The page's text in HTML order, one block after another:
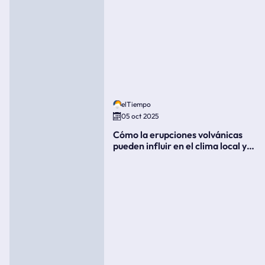
elTiempo
05 oct 2025
Cómo la erupciones volvánicas
pueden influir en el clima local y